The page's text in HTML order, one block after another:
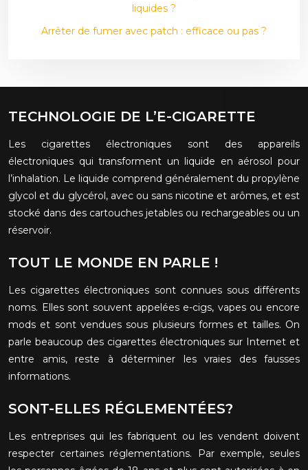
liquides ?
Arrêter de fumer avec patch : efficace ou pas ?
TECHNOLOGIE DE L’E-CIGARETTE
Les cigarettes électroniques sont des appareils
électroniques qui transforment un liquide en aérosol pour
l’inhalation. Le liquide comprend généralement du propylène
glycol et du glycérol, avec ou sans nicotine et arômes, et est
stocké dans des cartouches jetables ou rechargeables ou un
réservoir.
TOUT LE MONDE EN PARLE !
Les cigarettes électroniques sont connues sous différents
noms. Elles sont souvent appelées e-cigs, vapes ou encore
mods et sont vendues sous plusieurs formes et tailles. On
parle beaucoup des cigarettes électroniques sur Internet et
entre amis, reste à déterminer les vraies des fausses
informations.
SONT-ELLES RÉGLEMENTÉES?
Les entreprises qui les fabriquent ou les vendent doivent
respecter certaines réglementations. Par exemple, seules